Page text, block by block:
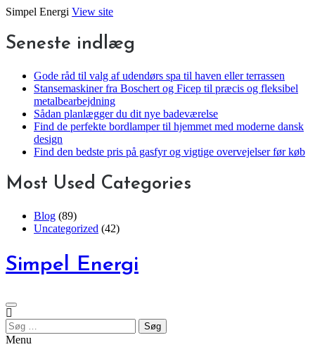
Skip
content
Simpel Energi View site
Seneste indlæg
Gode råd til valg af udendørs spa til haven eller terrassen
Stansemaskiner fra Boschert og Ficep til præcis og fleksibel
metalbearbejdning
Sådan planlægger du dit nye badeværelse
Find de perfekte bordlamper til hjemmet med moderne dansk
design
Find den bedste pris på gasfyr og vigtige overvejelser før køb
Most Used Categories
Blog (89)
Uncategorized (42)
Simpel Energi
Søg
efter:
Menu